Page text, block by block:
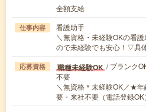
全額支給
仕事内容
看護助手
＼無資格・未経験OKの看
ので未経験でも安心！▽
応募資格 職種未経験OK / ブランク
不要
＼無資格＊未経験OK／★
要・来社不要（電話登録